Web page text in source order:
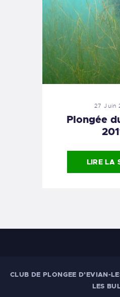
27 Juin
Plongée
LIRE LA
CLUB DE PLONGEE D’EVIAN-
LES